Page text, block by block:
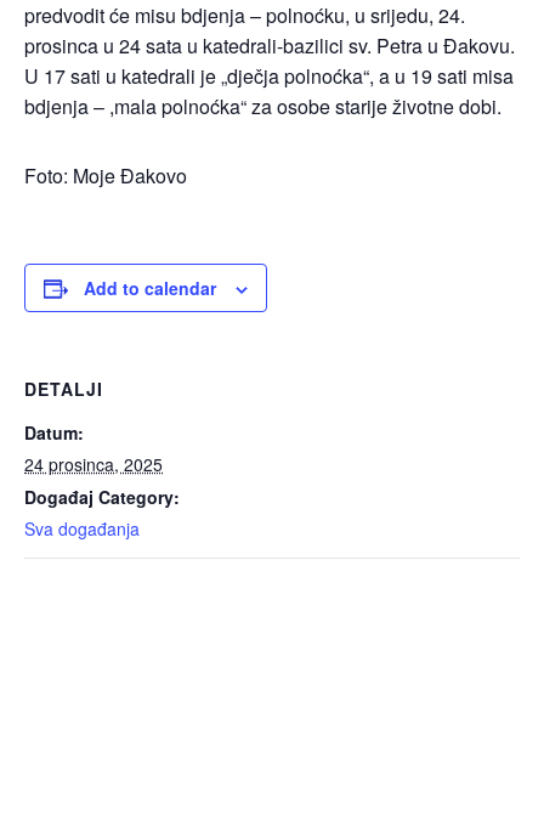
predvodit će misu bdjenja – polnoćku, u srijedu, 24.
prosinca u 24 sata u katedrali-bazilici sv. Petra u Đakovu.
U 17 sati u katedrali je „dječja polnoćka“, a u 19 sati misa
bdjenja – ,mala polnoćka“ za osobe starije životne dobi.
Foto: Moje Đakovo
Add to calendar
DETALJI
Datum:
24 prosinca, 2025
Događaj Category:
Sva događanja